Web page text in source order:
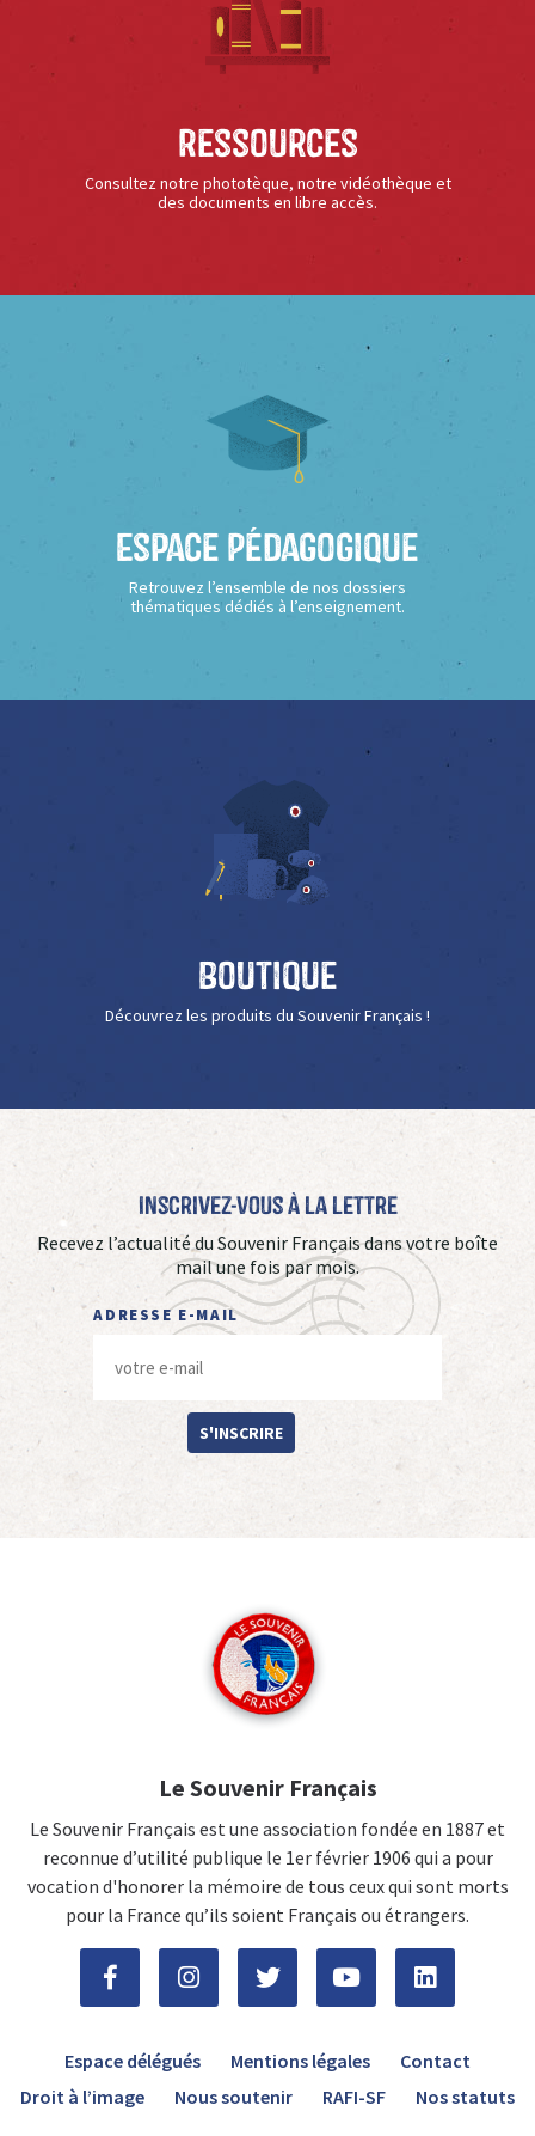
Ressources
Consultez notre phototèque, notre vidéothèque et
des documents en libre accès.
Espace Pédagogique
Retrouvez l’ensemble de nos dossiers
thématiques dédiés à l’enseignement.
Boutique
Découvrez les produits du Souvenir Français !
Inscrivez-vous à La Lettre
Recevez l’actualité du Souvenir Français dans votre boîte
mail une fois par mois.
ADRESSE E-MAIL
S'INSCRIRE
Le Souvenir Français
Le Souvenir Français est une association fondée en 1887 et
reconnue d’utilité publique le 1er février 1906 qui a pour
vocation d'honorer la mémoire de tous ceux qui sont morts
pour la France qu’ils soient Français ou étrangers.
Espace délégués Mentions légales
Contact
Droit à l’image
Nous soutenir RAFI-SF Nos statuts